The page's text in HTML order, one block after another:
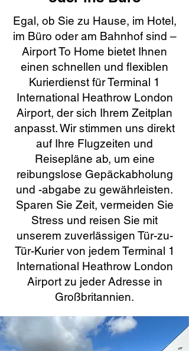
Egal, ob Sie zu Hause, im Hotel,
im Büro oder am Bahnhof sind –
Airport To Home bietet Ihnen
einen schnellen und flexiblen
Kurierdienst für Terminal 1
International Heathrow London
Airport, der sich Ihrem Zeitplan
anpasst. Wir stimmen uns direkt
auf Ihre Flugzeiten und
Reisepläne ab, um eine
reibungslose Gepäckabholung
und -abgabe zu gewährleisten.
Sparen Sie Zeit, vermeiden Sie
Stress und reisen Sie mit
unserem zuverlässigen Tür-zu-
Tür-Kurier von jedem Terminal 1
International Heathrow London
Airport zu jeder Adresse in
Großbritannien.